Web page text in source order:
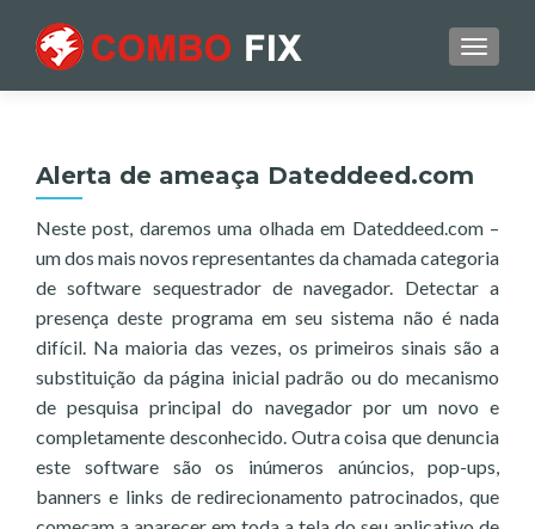
Alerta de ameaça Dateddeed.com
Neste post, daremos uma olhada em Dateddeed.com –
um dos mais novos representantes da chamada categoria
de software sequestrador de navegador. Detectar a
presença deste programa em seu sistema não é nada
difícil. Na maioria das vezes, os primeiros sinais são a
substituição da página inicial padrão ou do mecanismo
de pesquisa principal do navegador por um novo e
completamente desconhecido. Outra coisa que denuncia
este software são os inúmeros anúncios, pop-ups,
banners e links de redirecionamento patrocinados, que